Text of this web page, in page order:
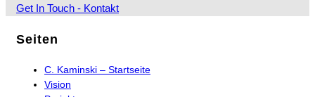
Get In Touch - KontaktOpens
tab
Seiten
C. Kaminski – Startseite
Vision